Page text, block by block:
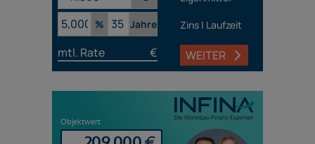
%
Jahre Zins | Laufzeit
mtl. Rate € WEITER